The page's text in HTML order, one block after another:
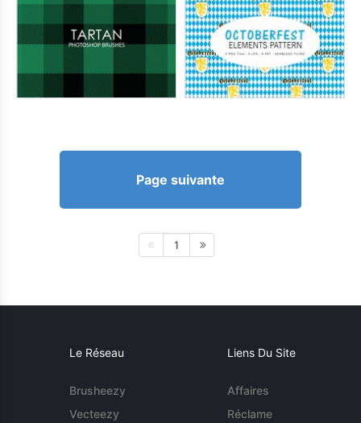
Page suivante
1
Le Réseau
Brusheezy
Vecteezy
Liens Du Site
Affaires
Réclame